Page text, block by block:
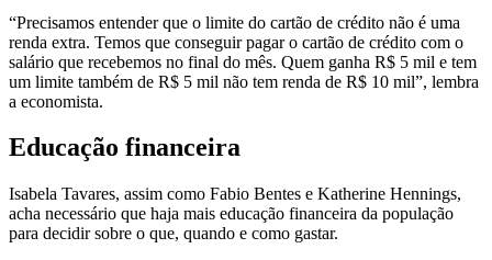
“Precisamos entender que o limite do cartão de crédito não é uma
renda extra. Temos que conseguir pagar o cartão de crédito com o
salário que recebemos no final do mês. Quem ganha R$ 5 mil e tem
um limite também de R$ 5 mil não tem renda de R$ 10 mil”, lembra
a economista.
Educação financeira
Isabela Tavares, assim como Fabio Bentes e Katherine Hennings,
acha necessário que haja mais educação financeira da população
para decidir sobre o que, quando e como gastar.